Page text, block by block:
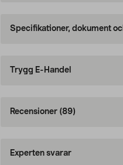
Specifikationer, dokument
Trygg E-Handel
Recensioner (89)
Experten svarar